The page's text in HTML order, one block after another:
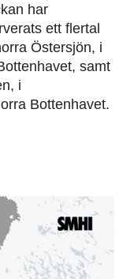
har
ett flertal
Östersjön, i
samt
i
Bottenhavet.